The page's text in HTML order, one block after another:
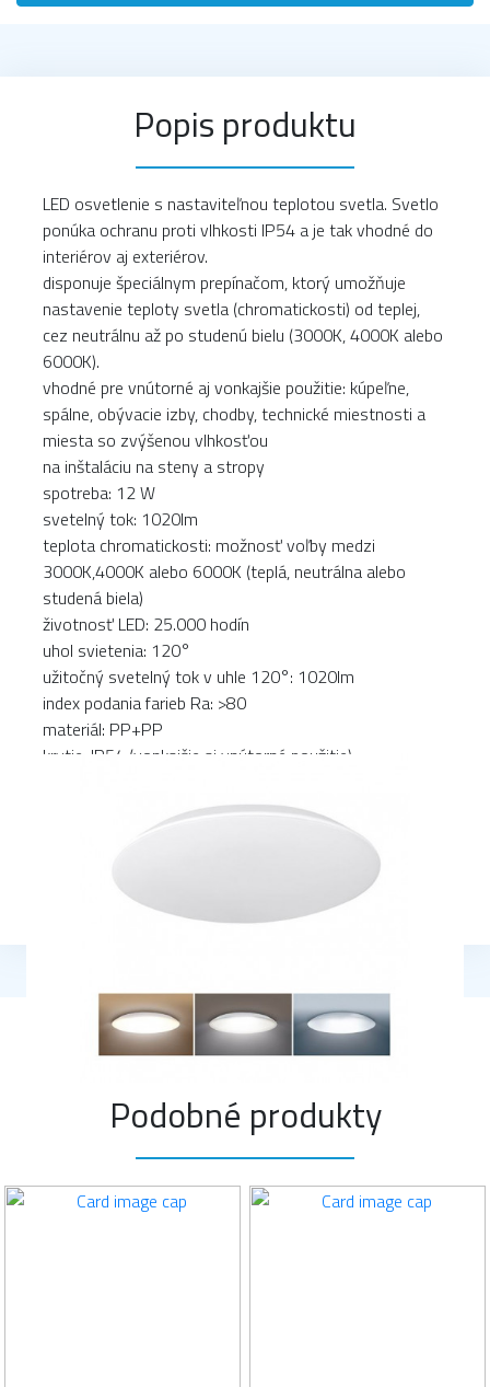
Popis produktu
LED osvetlenie s nastaviteľnou teplotou svetla. Svetlo
ponúka ochranu proti vlhkosti IP54 a je tak vhodné do
interiérov aj exteriérov.
disponuje špeciálnym prepínačom, ktorý umožňuje
nastavenie teploty svetla (chromatickosti) od teplej,
cez neutrálnu až po studenú bielu (3000K, 4000K alebo
6000K).
vhodné pre vnútorné aj vonkajšie použitie: kúpeľne,
spálne, obývacie izby, chodby, technické miestnosti a
miesta so zvýšenou vlhkosťou
na inštaláciu na steny a stropy
spotreba: 12 W
svetelný tok: 1020lm
teplota chromatickosti: možnosť voľby medzi
3000K,4000K alebo 6000K (teplá, neutrálna alebo
studená biela)
životnosť LED: 25.000 hodín
uhol svietenia: 120°
užitočný svetelný tok v uhle 120°: 1020lm
index podania farieb Ra: >80
materiál: PP+PP
krytie: IP54 (vonkajšie aj vnútorné použitie)
prevádzková teplota: -20 °C až 50 °C
rozmery: 230 x 45 mm
energetická trieda: G
Podobné produkty